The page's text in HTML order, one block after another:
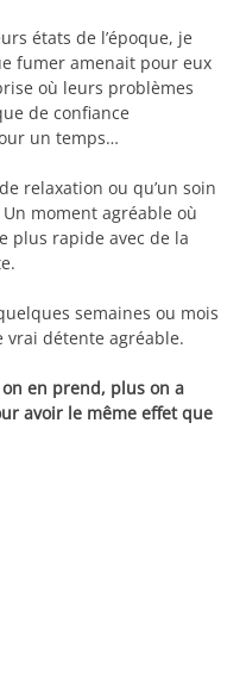
états de l’époque, je
fumer amenait pour eux
où leurs problèmes
de confiance
un temps…
relaxation ou qu’un soin
moment agréable où
plus rapide avec de la
semaines ou mois
détente agréable.
en prend, plus on a
avoir le même effet que